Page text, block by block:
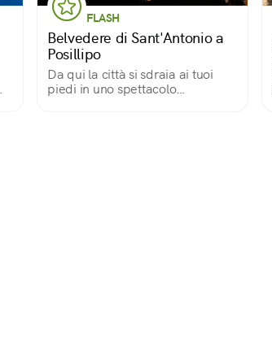
FLASH
Belvedere di Sant'Antonio a
Posillipo
Da qui la città si sdraia ai tuoi
piedi in uno spettacolo